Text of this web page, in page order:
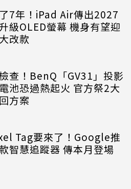
7年！iPad Air傳出2027
級OLED螢幕 機身有望迎
改款
查！BenQ「GV31」投影
池恐過熱起火 官方祭2大
方案
Tag要來了！Google推
智慧追蹤器 傳本月登場